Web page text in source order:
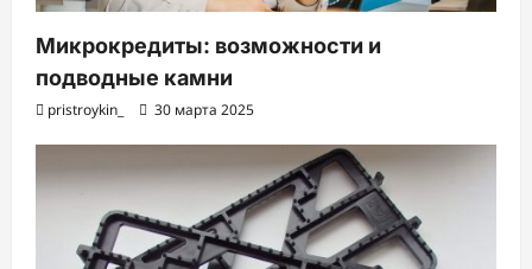
Микрокредиты: возможности и
подводные камни
pristroykin_ 30 марта 2025